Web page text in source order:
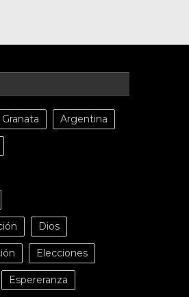
Argentina
Dios
Elecciones
Espereranza